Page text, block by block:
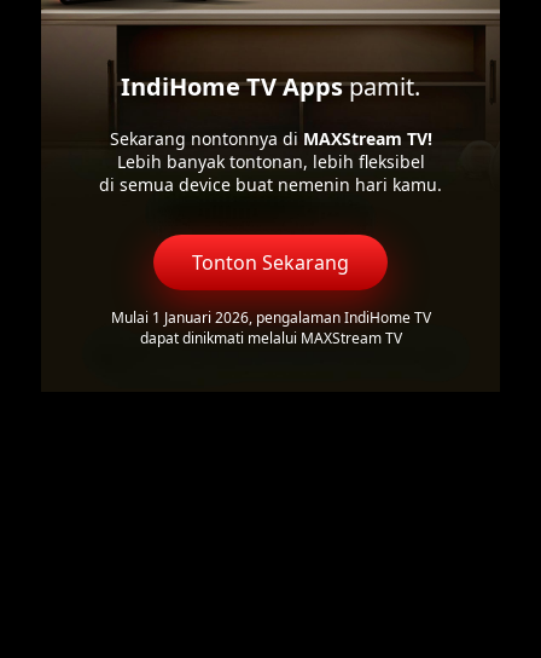
IndiHome TV Appspamit.
Sekarang nontonnya di MAXStream TV!
Lebih banyak tontonan, lebih fleksibel
di semua device buat nemenin hari kamu.
Tonton Sekarang
Mulai 1 Januari 2026, pengalaman IndiHome TV
dapat dinikmati melalui MAXStream TV